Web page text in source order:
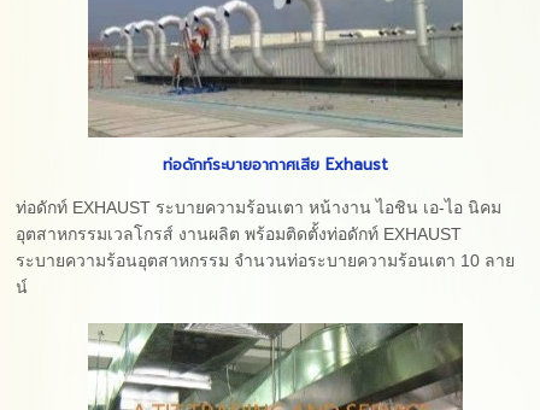
ท่อดักท์ระบายอากาศเสีย Exhaust
ท่อดักท์ EXHAUST ระบายความร้อนเตา หน้างาน ไอชิน เอ-ไอ นิคม
อุตสาหกรรมเวลโกรส์ งานผลิต พร้อมติดตั้งท่อดักท์ EXHAUST
ระบายความร้อนอุตสาหกรรม จำนวนท่อระบายความร้อนเตา 10 ลาย
น์